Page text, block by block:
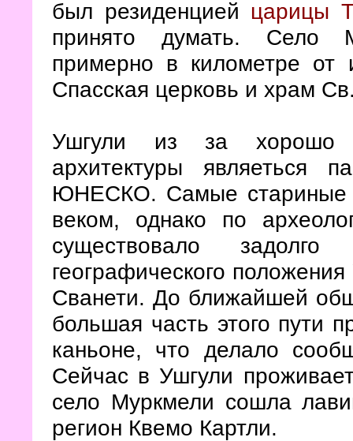
был резиденцией царицы
принято думать. Село
примерно в километре от
Спасская церковь и храм
Ушгули из за хорошо
архитектуры являеться
ЮНЕСКО. Самые стариные
веком, однако по
существовало
географического
Сванети. До ближайшей
большая часть этого пути
каньоне, что делало
Сейчас в Ушгули
село Муркмели сошла
регион Квемо Картли.